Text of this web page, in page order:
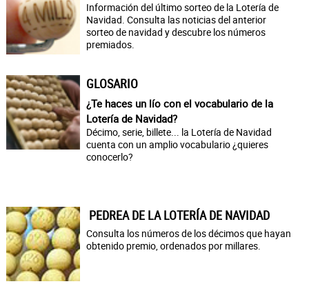
Información del último sorteo de la Lotería de
Navidad. Consulta las noticias del anterior
sorteo de navidad y descubre los números
premiados.
GLOSARIO
¿Te haces un lío con el vocabulario de la
Lotería de Navidad?
Décimo, serie, billete... la Lotería de Navidad
cuenta con un amplio vocabulario ¿quieres
conocerlo?
PEDREA DE LA LOTERÍA DE NAVIDAD
Consulta los números de los décimos que hayan
obtenido premio, ordenados por millares.